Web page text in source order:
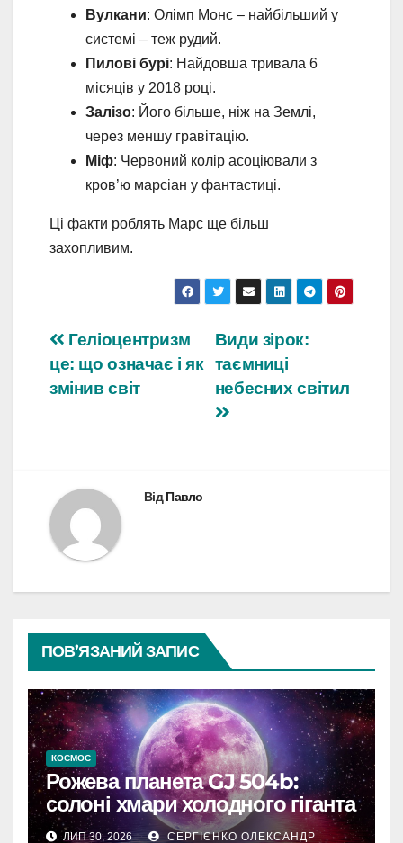
Вулкани: Олімп Монс – найбільший у
системі – теж рудий.
Пилові бурі: Найдовша тривала 6
місяців у 2018 році.
Залізо: Його більше, ніж на Землі,
через меншу гравітацію.
Міф: Червоний колір асоціювали з
кров’ю марсіан у фантастиці.
Ці факти роблять Марс ще більш
захопливим.
Навігація
записів
Види зірок:
таємниці
небесних світил
Геліоцентризм
це: що означає і як
змінив світ
ВідПавло
ПОВ’ЯЗАНИЙ ЗАПИС
КОСМОС
Рожева планета GJ 504b:
солоні хмари холодного гіганта
ЛИП 30, 2026 СЕРГІЄНКО ОЛЕКСАНДР